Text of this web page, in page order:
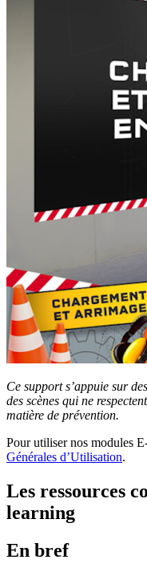
Ce support s’appuie sur
des scènes qui ne
matière de prévention.
Pour utiliser nos modules
Générales d’Utilisation.
Les ressources
learning
En bref